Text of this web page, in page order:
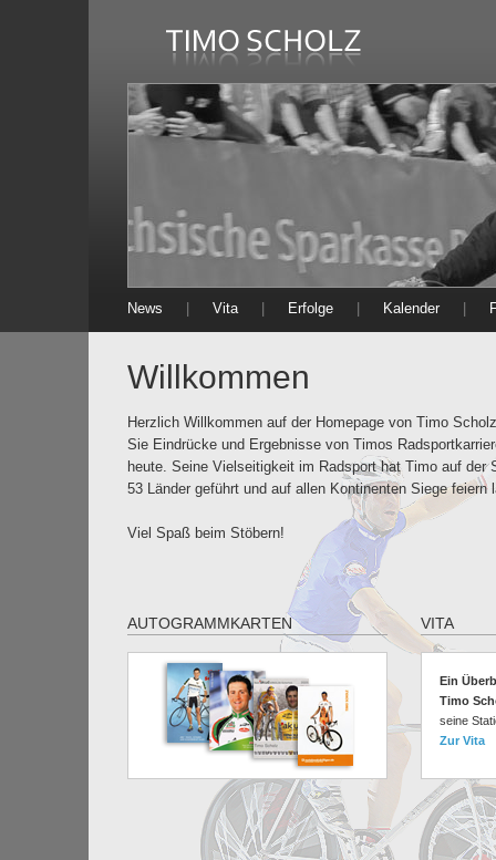
News Vita Erfolge Kalender
Willkommen
Herzlich Willkommen auf der Homepage von Timo
Sie Eindrücke und Ergebnisse von Timos
heute. Seine Vielseitigkeit im Radsport hat Timo auf der
53 Länder geführt und auf allen Kontinenten Siege feiern
Viel Spaß beim Stöbern!
AUTOGRAMMKARTEN VITA
Ein
Timo
seine
Zur Vita